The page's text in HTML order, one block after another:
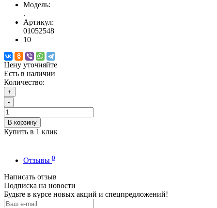
Модель:
.
Артикул:
01052548
10
Цену уточняйте
Есть в наличии
Количество:
+
-
В корзину
Купить в 1 клик
Отзывы 0
Написать отзыв
Подписка на новости
Будьте в курсе новых акций и спецпредложений!